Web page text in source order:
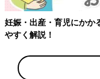
妊娠・出産・育児にかか
やすく解説！